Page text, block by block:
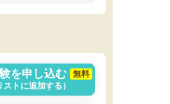
。
を申し込む
無料
ストに追加する）